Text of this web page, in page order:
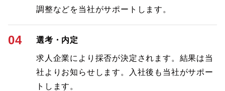
調整などを当社がサポートします。
04 選考・内定
求人企業により採否が決定されます。結果は当
社よりお知らせします。入社後も当社がサポー
トします。